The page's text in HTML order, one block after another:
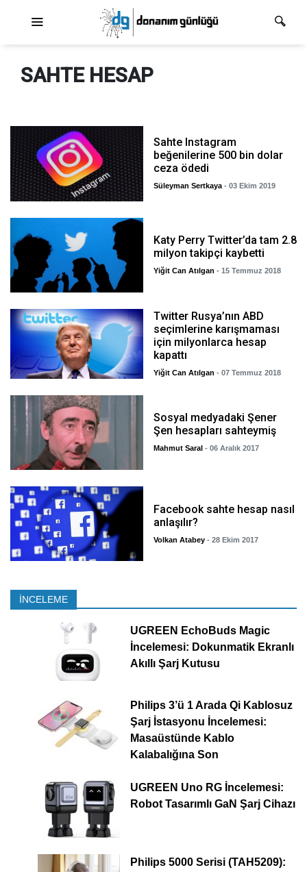
SAHTE HESAP
Sahte Instagram
beğenilerine 500 bin dolar
ceza ödedi
Süleyman Sertkaya - 03 Ekim 2019
Katy Perry Twitter’da tam 2.8
milyon takipçi kaybetti
Yiğit Can Atılgan - 15 Temmuz 2018
Twitter Rusya’nın ABD
seçimlerine karışmaması
için milyonlarca hesap
kapattı
Yiğit Can Atılgan - 07 Temmuz 2018
Sosyal medyadaki Şener
Şen hesapları sahteymiş
Mahmut Saral - 06 Aralık 2017
Facebook sahte hesap nasıl
anlaşılır?
Volkan Atabey - 28 Ekim 2017
İNCELEME
UGREEN EchoBuds Magic
İncelemesi: Dokunmatik Ekranlı
Akıllı Şarj Kutusu
Philips 3’ü 1 Arada Qi Kablosuz
Şarj İstasyonu İncelemesi:
Masaüstünde Kablo
Kalabalığına Son
UGREEN Uno RG İncelemesi:
Robot Tasarımlı GaN Şarj Cihazı
Philips 5000 Serisi (TAH5209):